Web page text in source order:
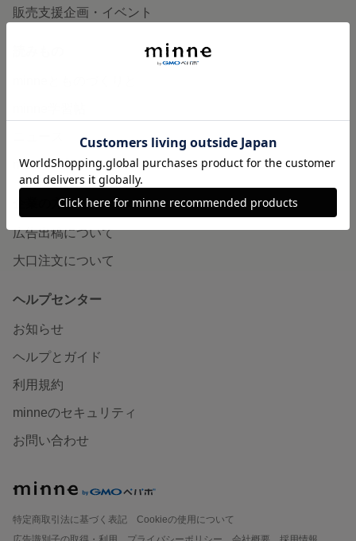
販売支援企画・イベント
minneの本
企業の方へ
広告出稿について
大口注文について
ヘルプセンター
お知らせ
ヘルプとガイド
利用規約
minneのセキュリティ
お問い合わせ
特定商取引法に基づく表記
Cookieの使用について